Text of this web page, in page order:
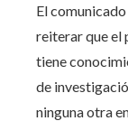
El
reiterar que el
tiene
de
ninguna otra